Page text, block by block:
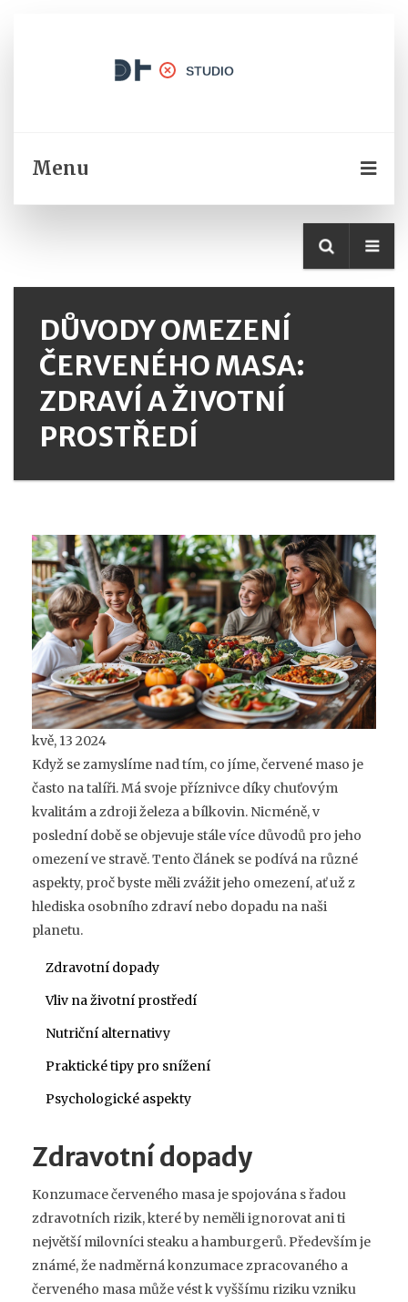
Menu
DŮVODY OMEZENÍ
ČERVENÉHO MASA:
ZDRAVÍ A ŽIVOTNÍ
PROSTŘEDÍ
kvě, 13 2024
Když se zamyslíme nad tím, co jíme, červené maso je
často na talíři. Má svoje příznivce díky chuťovým
kvalitám a zdroji železa a bílkovin. Nicméně, v
poslední době se objevuje stále více důvodů pro jeho
omezení ve stravě. Tento článek se podívá na různé
aspekty, proč byste měli zvážit jeho omezení, ať už z
hlediska osobního zdraví nebo dopadu na naši
planetu.
Zdravotní dopady
Vliv na životní prostředí
Nutriční alternativy
Praktické tipy pro snížení
Psychologické aspekty
Zdravotní dopady
Konzumace červeného masa je spojována s řadou
zdravotních rizik, které by neměli ignorovat ani ti
největší milovníci steaku a hamburgerů. Především je
známé, že nadměrná konzumace zpracovaného a
červeného masa může vést k vyššímu riziku vzniku